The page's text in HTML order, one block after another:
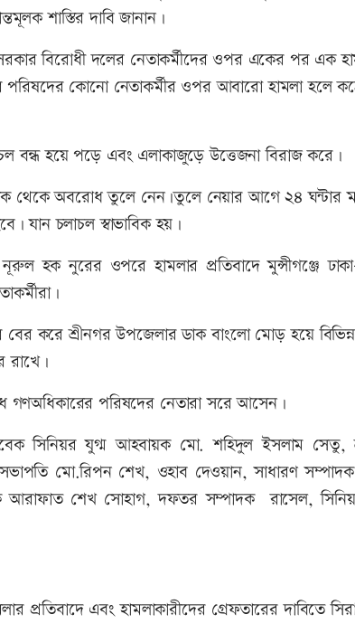
শাস্তির দাবি জানান।
বিরোধী দলের নেতাকর্মীদের ওপর একের পর এক
পরিষদের কোনো নেতাকর্মীর ওপর আবারো হামলা হলে
বন্ধ হয়ে পড়ে এবং এলাকাজুড়ে উত্তেজনা বিরাজ করে।
থেকে অবরোধ তুলে নেন।তুলে নেয়ার আগে ২৪ ঘন্টার
যান চলাচল স্বাভাবিক হয়।
হক নুরের ওপরে হামলার প্রতিবাদে মুন্সীগঞ্জে
করে শ্রীনগর উপজেলার ডাক বাংলো মোড় হয়ে বিভিন্ন
রাখে।
গণঅধিকারের পরিষদের নেতারা সরে আসেন।
সিনিয়র যুগ্ম আহবায়ক মো. শহিদুল ইসলাম সেতু,
মো.রিপন শেখ, ওহাব দেওয়ান, সাধারণ সম্পাদক
আরাফাত শেখ সোহাগ, দফতর সম্পাদক রাসেল,
প্রতিবাদে এবং হামলাকারীদের গ্রেফতারের দাবিতে